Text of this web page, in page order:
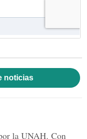
noticias
la UNAH. Con